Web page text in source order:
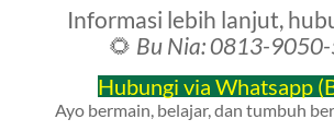
Informasi lebih lanjut,
🌻 Bu Nia: 0813-
Hubungi via Whatsapp
Ayo bermain, belajar, dan tumbuh